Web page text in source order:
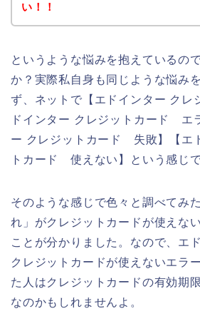
い！！
というような悩みを抱えているの
か？実際私自身も同じような悩み
ず、ネットで【エドインター クレ
ドインター クレジットカード エ
ー クレジットカード 失敗】【エ
トカード 使えない】という感じ
そのような感じで色々と調べてみ
れ」がクレジットカードが使えな
ことが分かりました。なので、エ
クレジットカードが使えないエラ
た人はクレジットカードの有効期
なのかもしれませんよ。